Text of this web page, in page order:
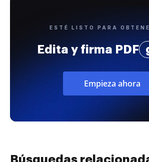
ESTÉ LISTO PARA
Edita y firma PDF
Empieza ahora
Búsquedas